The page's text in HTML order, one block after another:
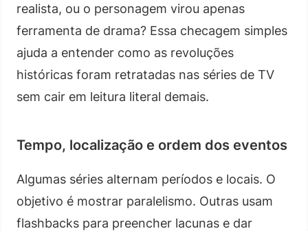
realista, ou o personagem virou apenas
ferramenta de drama? Essa checagem simples
ajuda a entender como as revoluções
históricas foram retratadas nas séries de TV
sem cair em leitura literal demais.
Tempo, localização e ordem dos eventos
Algumas séries alternam períodos e locais. O
objetivo é mostrar paralelismo. Outras usam
flashbacks para preencher lacunas e dar